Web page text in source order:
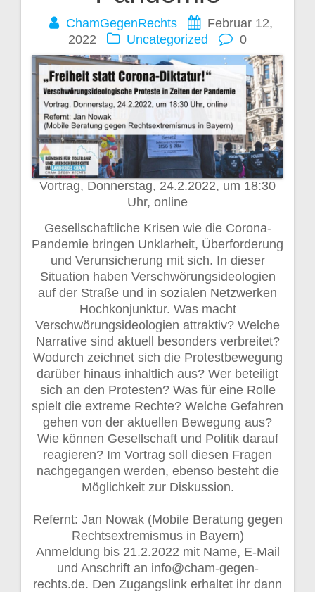
ChamGegenRechts
Februar 12,
2022
Uncategorized 0
Vortrag, Donnerstag, 24.2.2022, um 18:30
Uhr, online
Gesellschaftliche Krisen wie die Corona-
Pandemie bringen Unklarheit, Überforderung
und Verunsicherung mit sich. In dieser
Situation haben Verschwörungsideologien
auf der Straße und in sozialen Netzwerken
Hochkonjunktur. Was macht
Verschwörungsideologien attraktiv? Welche
Narrative sind aktuell besonders verbreitet?
Wodurch zeichnet sich die Protestbewegung
darüber hinaus inhaltlich aus? Wer beteiligt
sich an den Protesten? Was für eine Rolle
spielt die extreme Rechte? Welche Gefahren
gehen von der aktuellen Bewegung aus?
Wie können Gesellschaft und Politik darauf
reagieren? Im Vortrag soll diesen Fragen
nachgegangen werden, ebenso besteht die
Möglichkeit zur Diskussion.
Refernt: Jan Nowak (Mobile Beratung gegen
Rechtsextremismus in Bayern)
Anmeldung bis 21.2.2022 mit Name, E-Mail
und Anschrift an info@cham-gegen-
rechts.de. Den Zugangslink erhaltet ihr dann